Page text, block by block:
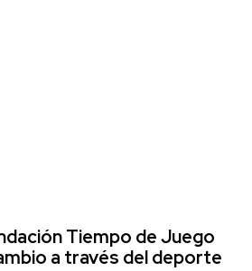
Tiempo de Juego
a través del deporte